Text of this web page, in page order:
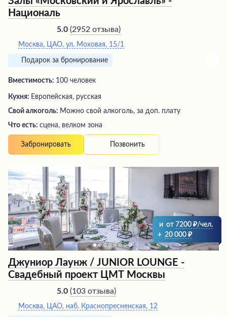
Националь
5.0 (2952 отзыва)
Москва, ЦАО, ул. Моховая, 15/1
Подарок за бронирование
Вместимость: 100 человек
Кухня: Европейская, русская
Свой алкоголь: Можно свой алкоголь, за доп. плату
Что есть: сцена, велком зона
Забронировать Позвонить
и от 7200
/чел.
+ 20 000
Джуниор Лаунж / JUNIOR LOUNGE -
Свадебный проект ЦМТ Москвы
5.0 (103 отзыва)
Москва, ЦАО, наб. Краснопресненская, 12